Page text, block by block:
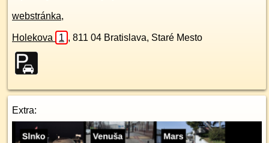
webstránka,
Holekova 1 , 811 04 Bratislava, Staré Mesto
Extra: